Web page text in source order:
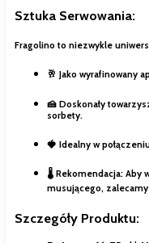
Sztuka Serwowania:
Fragolino to niezwykle
🥂 Jako wyrafinowany
🍰 Doskonały
sorbety.
🍓 Idealny w
🌡️ Rekomendacja: Aby
musującego,
Szczegóły Produktu: